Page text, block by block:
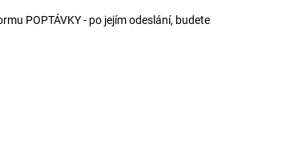
POPTÁVKY - po jejím odeslání, budete